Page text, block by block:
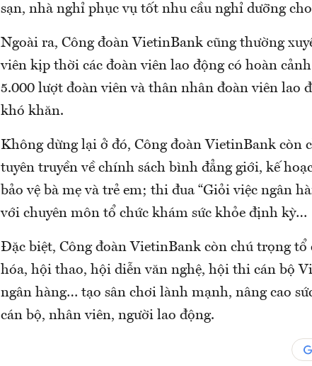
sạn, nhà nghỉ phục vụ tốt nhu cầu nghỉ dưỡng
Ngoài ra, Công đoàn VietinBank cũng thường
viên kịp thời các đoàn viên lao động có hoàn
5.000 lượt đoàn viên và thân nhân đoàn viên lao
khó khăn.
Không dừng lại ở đó, Công đoàn VietinBank còn
tuyên truyền về chính sách bình đẳng giới, kế
bảo vệ bà mẹ và trẻ em; thi đua “Giỏi việc ngân
với chuyên môn tổ chức khám sức khỏe định kỳ…
Đặc biệt, Công đoàn VietinBank còn chú trọng tổ
hóa, hội thao, hội diễn văn nghệ, hội thi cán bộ
ngân hàng… tạo sân chơi lành mạnh, nâng cao
cán bộ, nhân viên, người lao động.